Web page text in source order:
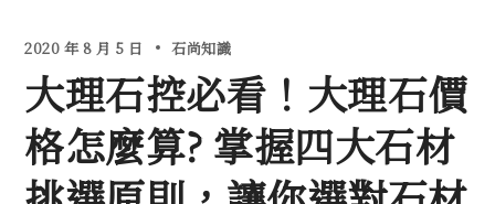
2020 年 8 月 5 日 石尚知識
大理石控必看！大理石價
格怎麼算? 掌握四大石材